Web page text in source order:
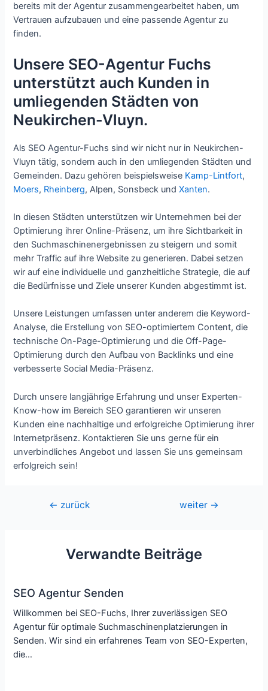
bereits mit der Agentur zusammengearbeitet haben, um
Vertrauen aufzubauen und eine passende Agentur zu
finden.
Unsere SEO-Agentur Fuchs
unterstützt auch Kunden in
umliegenden Städten von
Neukirchen-Vluyn.
Als SEO Agentur-Fuchs sind wir nicht nur in Neukirchen-
Vluyn tätig, sondern auch in den umliegenden Städten und
Gemeinden. Dazu gehören beispielsweise Kamp-Lintfort,
Moers, Rheinberg, Alpen, Sonsbeck undXanten.
In diesen Städten unterstützen wir Unternehmen bei der
Optimierung ihrer Online-Präsenz, um ihre Sichtbarkeit in
den Suchmaschinenergebnissen zu steigern und somit
mehr Traffic auf ihre Website zu generieren. Dabei setzen
wir auf eine individuelle und ganzheitliche Strategie, die auf
die Bedürfnisse und Ziele unserer Kunden abgestimmt ist.
Unsere Leistungen umfassen unter anderem die Keyword-
Analyse, die Erstellung von SEO-optimiertem Content, die
technische On-Page-Optimierung und die Off-Page-
Optimierung durch den Aufbau von Backlinks und eine
verbesserte Social Media-Präsenz.
Durch unsere langjährige Erfahrung und unser Experten-
Know-how im Bereich SEO garantieren wir unseren
Kunden eine nachhaltige und erfolgreiche Optimierung ihrer
Internetpräsenz. Kontaktieren Sie uns gerne für ein
unverbindliches Angebot und lassen Sie uns gemeinsam
erfolgreich sein!
Beitragsnavigation
← zurück weiter →
Verwandte Beiträge
SEO Agentur Senden
Willkommen bei SEO-Fuchs, Ihrer zuverlässigen SEO
Agentur für optimale Suchmaschinenplatzierungen in
Senden. Wir sind ein erfahrenes Team von SEO-Experten,
die…